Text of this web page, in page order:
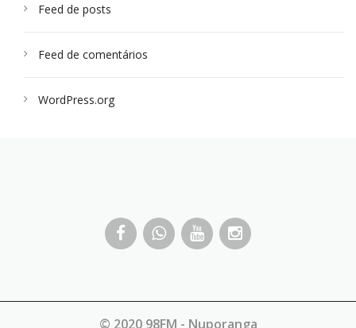
Feed de posts
Feed de comentários
WordPress.org
© 2020 98FM - Nuporanga